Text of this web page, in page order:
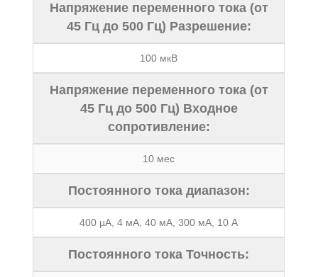
Напряжение переменного тока (от
45 Гц до 500 Гц) Разрешение:
100 мкВ
Напряжение переменного тока (от
45 Гц до 500 Гц) Входное
сопротивление:
10 мес
Постоянного тока диапазон:
400 µA, 4 мА, 40 мА, 300 мА, 10 А
Постоянного тока Точность: